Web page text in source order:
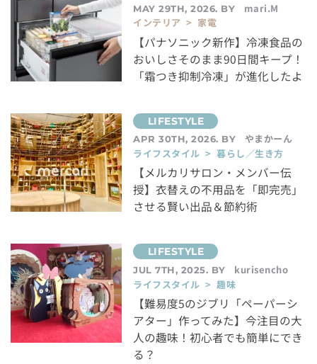
MAY 29TH, 2026. BY
mari.M
インテリア > 家電
【パナソニック新作】冷凍食品の
おいしさそのまま90日間キープ！
「霜つき抑制冷凍」が進化したよ
APR 30TH, 2026. BY
やまかーん
ライフスタイル > 暮らし／生き方
【メルカリサロン・メンバー伝
授】衣替えの不用品を「即完売」
させる賢い出品＆節約術
JUL 7TH, 2025. BY
kurisencho
ライフスタイル > 趣味
【難易度5のジブリ「ペーパーシ
アター」作ってみた】今注目の大
人の趣味！初心者でも簡単にでき
る？